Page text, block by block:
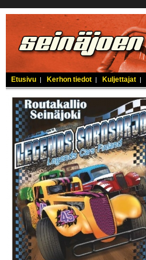
Etusivu | Kerhon tiedot | Kuljettajat |